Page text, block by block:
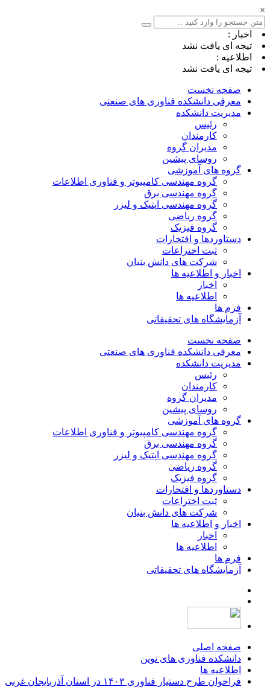
×
اخبار :
تیجه ای یافت نشد
اطلاعیه :
تیجه ای یافت نشد
صفحه نخست
معرفی دانشکده فناوری های صنعتی
مدیریت دانشکده
رئیس
کارمندان
مدیران گروه
روسای پیشین
گروه های آموزشی
گروه مهندسی کامپیوتر و فناوری اطلاعات
گروه مهندسی برق
گروه مهندسی اپتیک و لیزر
گروه ریاضی
گروه فیزیک
دستاوردها و افتخارات
ثبت اختراعات
شرکت های دانش بنیان
اخبار و اطلاعیه ها
اخبار
اطلاعیه ها
فرم ها
آزمایشگاه های تحقیقاتی
صفحه نخست
معرفی دانشکده فناوری های صنعتی
مدیریت دانشکده
رئیس
کارمندان
مدیران گروه
روسای پیشین
گروه های آموزشی
گروه مهندسی کامپیوتر و فناوری اطلاعات
گروه مهندسی برق
گروه مهندسی اپتیک و لیزر
گروه ریاضی
گروه فیزیک
دستاوردها و افتخارات
ثبت اختراعات
شرکت های دانش بنیان
اخبار و اطلاعیه ها
اخبار
اطلاعیه ها
فرم ها
آزمایشگاه های تحقیقاتی
صفحه اصلی
دانشکده فناوری های نوین
اطلاعیه ها
فراخوان طرح دستیار فناوری ۱۴۰۳ در استان آذربایجان غربی